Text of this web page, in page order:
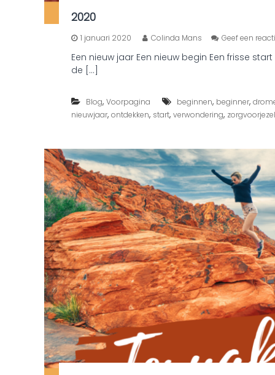
l
g
n
i
n
k
w
e
k
k
n
d
2020
1 januari 2020 Colinda Mans Geef een
Een nieuw jaar Een nieuw begin Een frisse
de […]
Blog, Voorpagina beginnen, beginner,
nieuwjaar, ontdekken, start, verwondering,